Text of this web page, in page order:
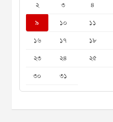
২
৩ ৪
৯
১০ ১১
১৬
১৭ ১৮
২৩
২৪ ২৫
৩০
৩১